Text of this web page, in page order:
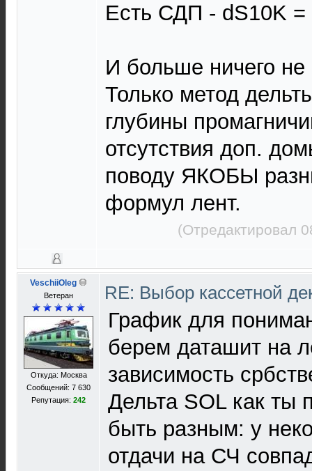
Есть СДП - dS10K =
И больше ничего не
Только метод
глубины
отсутствия доп.
поводу ЯКОБЫ
формул лент.
(Отредактировал
VeschiiOleg
Ветеран
Откуда: Москва
Сообщений: 7 630
Репутация: 242
RE: Выбор кассетной
График для
берем даташит на
зависимость
Дельта SOL как ты
быть разным: у
отдачи на СЧ